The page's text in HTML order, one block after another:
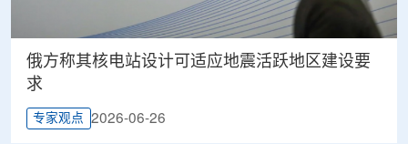
俄方称其核电站设计可适应地震活跃地区建设要
求
专家观点 2026-06-26